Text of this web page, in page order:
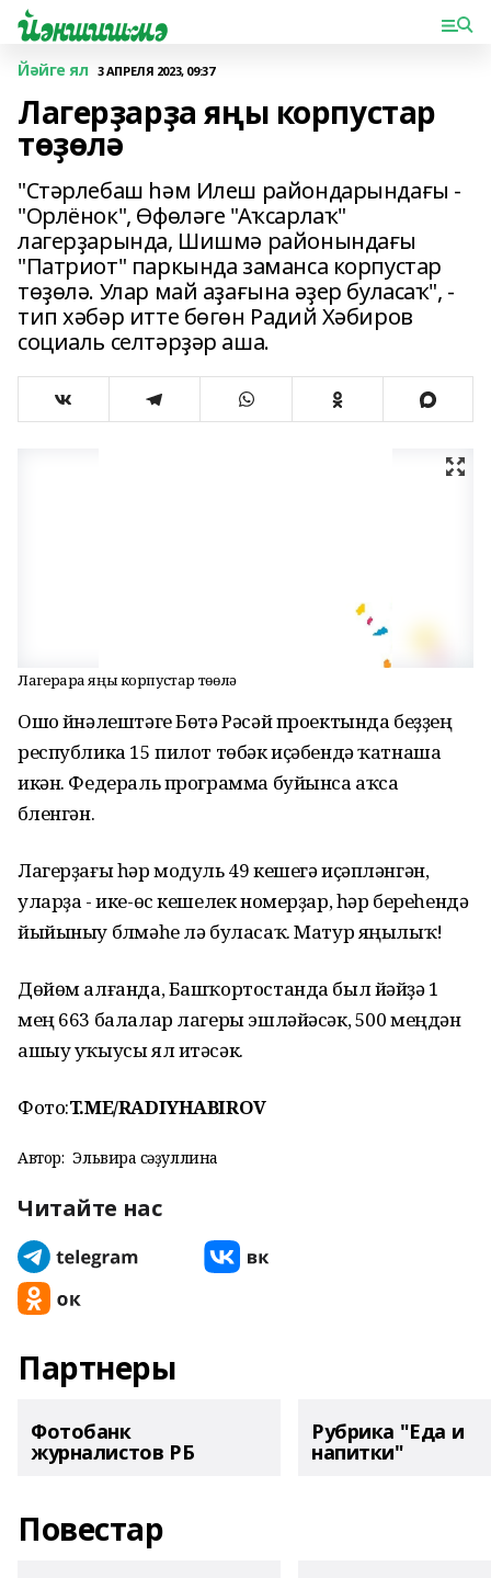
Йәйге ял 3 АПРЕЛЯ 2023, 09:37
Лагерҙарҙа яңы корпустар
төҙөлә
"Стәрлебаш һәм Илеш райондарындағы -
"Орлёнок", Өфөләге "Аҡсарлаҡ"
лагерҙарында, Шишмә районындағы
"Патриот" паркында заманса корпустар
төҙөлә. Улар май аҙағына әҙер буласаҡ", -
тип хәбәр итте бөгөн Радий Хәбиров
социаль селтәрҙәр аша.
Лагерҙарҙа яңы корпустар төҙөлә
Ошо йүнәлештәге Бөтә Рәсәй проектында беҙҙең
республика 15 пилот төбәк иҫәбендә ҡатнаша
икән. Федераль программа буйынса аҡса
бүленгән.
Лагерҙағы һәр модуль 49 кешегә иҫәпләнгән,
уларҙа - ике-өс кешелек номерҙар, һәр береһендә
йыйыныу бүлмәһе лә буласаҡ. Матур яңылыҡ!
Дөйөм алғанда, Башҡортостанда был йәйҙә 1
мең 663 балалар лагеры эшләйәсәк, 500 меңдән
ашыу уҡыусы ял итәсәк.
Фото:T.ME/RADIYHABIROV
Автор: Эльвира Әсәҙуллина
Читайте нас
Партнеры
Фотобанк
журналистов РБ
Рубрика "Еда и
напитки"
Повестар